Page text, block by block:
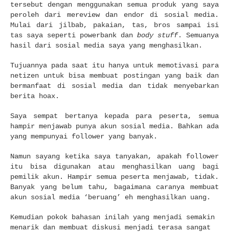
tersebut dengan menggunakan semua produk yang saya
peroleh dari mereview dan endor di sosial media.
Mulai dari jilbab, pakaian, tas, bros sampai isi
tas saya seperti powerbank dan body stuff. Semuanya
hasil dari sosial media saya yang menghasilkan.
Tujuannya pada saat itu hanya untuk memotivasi para
netizen untuk bisa membuat postingan yang baik dan
bermanfaat di sosial media dan tidak menyebarkan
berita hoax.
Saya sempat bertanya kepada para peserta, semua
hampir menjawab punya akun sosial media. Bahkan ada
yang mempunyai follower yang banyak.
Namun sayang ketika saya tanyakan, apakah follower
itu bisa digunakan atau menghasilkan uang bagi
pemilik akun. Hampir semua peserta menjawab, tidak.
Banyak yang belum tahu, bagaimana caranya membuat
akun sosial media ‘beruang’ eh menghasilkan uang.
Kemudian pokok bahasan inilah yang menjadi semakin
menarik dan membuat diskusi menjadi terasa sangat